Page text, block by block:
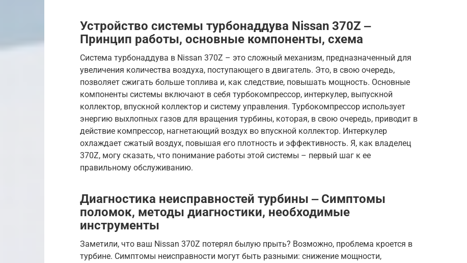
Устройство системы турбонаддува Nissan 370Z ‒
Принцип работы, основные компоненты, схема
Система турбонаддува в Nissan 370Z – это сложный механизм, предназначенный для
увеличения количества воздуха, поступающего в двигатель. Это, в свою очередь,
позволяет сжигать больше топлива и, как следствие, повышать мощность. Основные
компоненты системы включают в себя турбокомпрессор, интеркулер, выпускной
коллектор, впускной коллектор и систему управления. Турбокомпрессор использует
энергию выхлопных газов для вращения турбины, которая, в свою очередь, приводит в
действие компрессор, нагнетающий воздух во впускной коллектор. Интеркулер
охлаждает сжатый воздух, повышая его плотность и эффективность. Я, как владелец
370Z, могу сказать, что понимание работы этой системы – первый шаг к ее
правильному обслуживанию.
Диагностика неисправностей турбины ‒ Симптомы
поломок, методы диагностики, необходимые
инструменты
Заметили, что ваш Nissan 370Z потерял былую прыть? Возможно, проблема кроется в
турбине. Симптомы неисправности могут быть разными: снижение мощности,